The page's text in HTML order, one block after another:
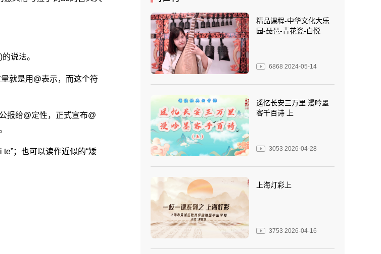
说法。
就是用@表示，而这个符
给@定性，正式宣布@
；也可以读作近似的“矮
精品课程-中华文化大乐
园-琵琶-青花瓷-白悦
6868 2024-05-14
遥忆长安三万里 漫吟墨
客千百诗 上
3053 2026-04-28
上海灯彩上
3753 2026-04-16